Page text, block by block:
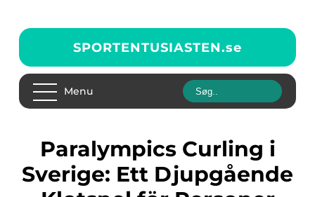
SPORTENTUSIASTEN.se
Menu
Paralympics Curling i
Sverige: Ett Djupgående